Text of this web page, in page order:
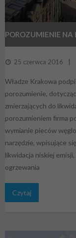
POROZUMIENIE NA
25 czerwca 2016
Władze Krakowa
porozumienie,
zmierzających do
porozumieniem firma
wymianie pieców
narzędzie, wpisujące
likwidacja niskiej
ogrzewania
Czytaj